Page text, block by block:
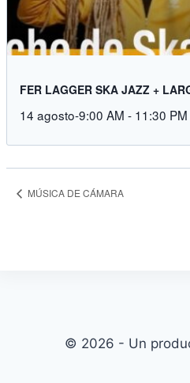
FER LAGGER SKA JAZZ +
14 agosto-9:00 AM - 11:30 PM
MÚSICA DE CÁMARA
© 2026 - Un